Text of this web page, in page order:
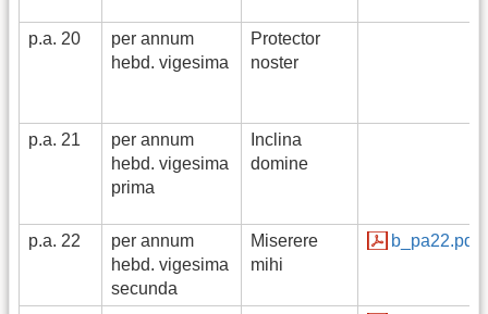
p.a. 20
per annum
hebd. vigesima
Protector
noster
p.a. 21
per annum
hebd. vigesima
prima
Inclina
domine
p.a. 22
per annum
hebd. vigesima
secunda
Miserere
mihi
b_pa22.pdf